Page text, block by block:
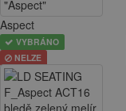
Aspect
VYBRÁNO
NELZE